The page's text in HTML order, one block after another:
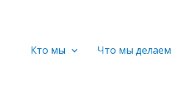
Кто мы Что мы делаем